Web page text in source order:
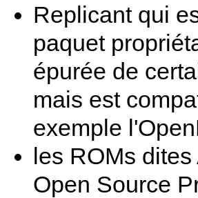
Replicant qui
paquet
épurée de
mais est
exemple
les ROMs
Open Source